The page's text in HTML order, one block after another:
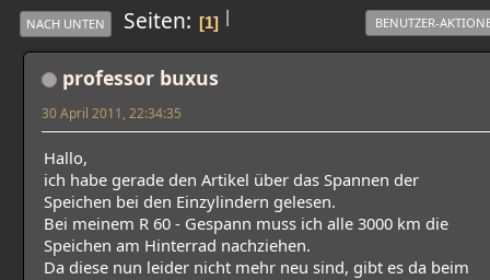
|
NACH UNTEN Seiten 1 BENUTZER-
professor buxus
30 April 2011, 22:34:35
Hallo,
ich habe gerade den Artikel über das Spannen der
Speichen bei den Einzylindern gelesen.
Bei meinem R 60 - Gespann muss ich alle 3000 km die
Speichen am Hinterrad nachziehen.
Da diese nun leider nicht mehr neu sind, gibt es da beim